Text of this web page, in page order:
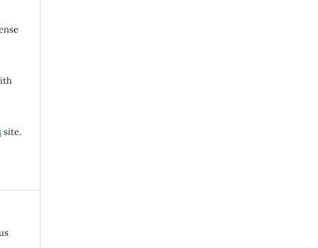
site.